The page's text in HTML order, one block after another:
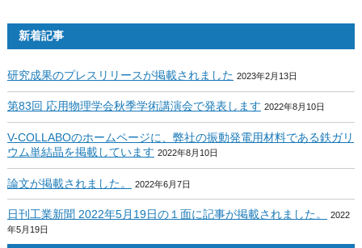
新着記事
研究成果のプレスリリースが掲載されました 2023年2月13日
第83回 応用物理学会秋季学術講演会で発表します 2022年8月10日
V-COLLABOのホームページに、弊社の振動発電用材料である鉄ガリ
ウム単結晶を掲載しています 2022年8月10日
論文が掲載されました。 2022年6月7日
日刊工業新聞 2022年5月19日の１面に記事が掲載されました。
2022
年5月19日